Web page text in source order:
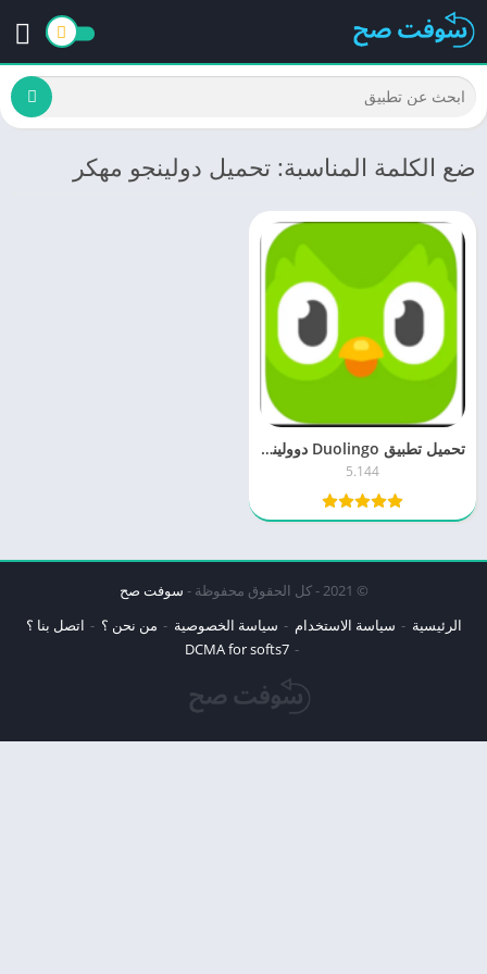
ضع الكلمة المناسبة: تحميل دولينجو مهكر
تحميل تطبيق Duolingo ‏دوولينجو 5.1 لتعلم اللغات مجانا اخر اصدار
5.144
© 2021 - كل الحقوق محفوظة -
سوفت صح
الرئيسية
سياسة الاستخدام سياسة الخصوصية من نحن ؟
اتصل بنا ؟
DCMA for softs7